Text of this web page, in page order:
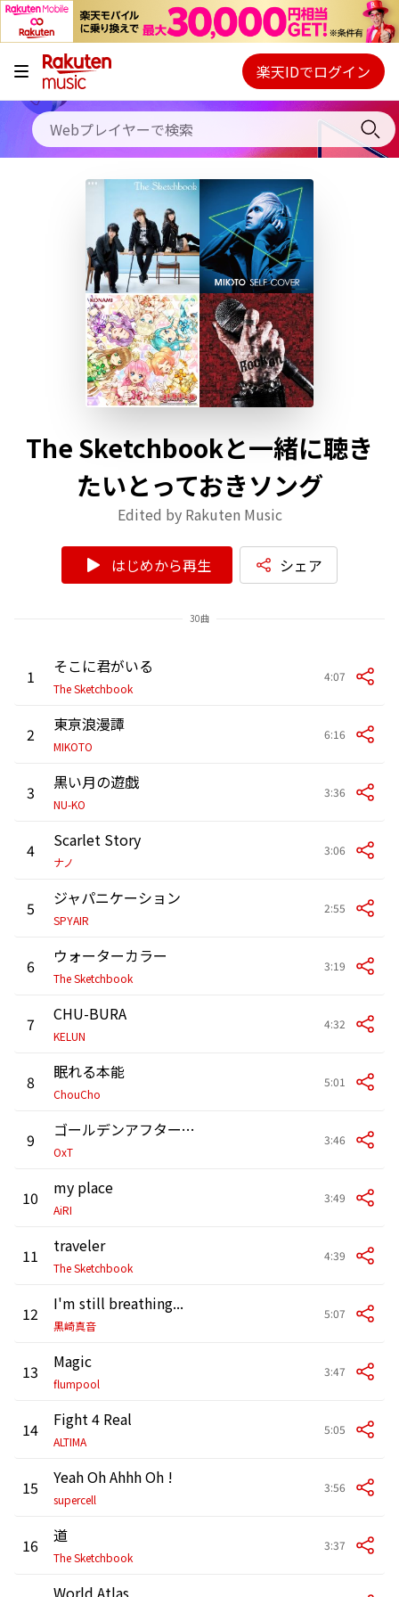
キャンペーン
料金プラン
使い方
初回30日間無料お試し
Webプレイヤー
ご契約内容の確認・変更
楽天IDでログイン
The Sketchbookと一緒に聴き
たいとっておきソング
Edited by Rakuten Music
はじめから再生 シェア
30曲
1 そこに君がいる
The Sketchbook
4:07
2 東亰浪漫譚
MIKOTO
6:16
3 黒い月の遊戯
NU-KO
3:36
4 Scarlet Story
ナノ
3:06
5 ジャパニケーション
SPYAIR
2:55
6 ウォーターカラー
The Sketchbook
3:19
7 CHU-BURA
KELUN
4:32
8 眠れる本能
ChouCho
5:01
9 ゴールデンアフタースクール
OxT
3:46
10 my place
AiRI
3:49
11 traveler
The Sketchbook
4:39
12 I'm still breathing...
黒崎真音
5:07
13 Magic
flumpool
3:47
14 Fight 4 Real
ALTIMA
5:05
15 Yeah Oh Ahhh Oh !
supercell
3:56
16 道
The Sketchbook
3:37
World Atlas